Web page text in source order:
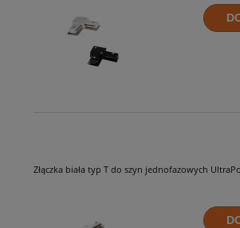
Złączka biała typ T do szyn jednofazowych